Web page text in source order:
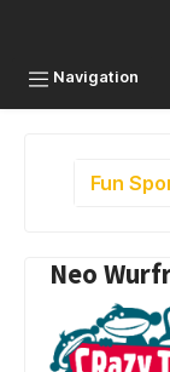
Navigation
Fun
Neo